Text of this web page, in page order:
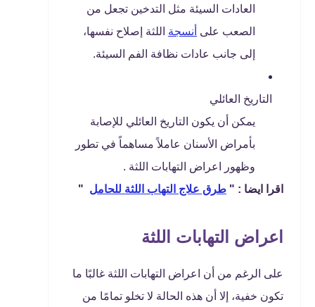
العادات السيئة مثل التدخين تجعل من
الصعب على أنسجة اللثة إصلاح نفسها،
إلى جانب عادات نظافة الفم السيئة.
التاريخ العائلي
يمكن أن يكون التاريخ العائلي للإصابة
بأمراض الأسنان عاملاً مساهماً في تطور
وظهور اعراض التهابات اللثة .
اقرا ايضا : " طرق علاج التهاب اللثة للحامل "
اعراض التهابات اللثة
على الرغم من أن اعراض التهابات اللثة غالبًا ما
تكون خفية، إلا أن هذه الحالة لا تخلو تمامًا من